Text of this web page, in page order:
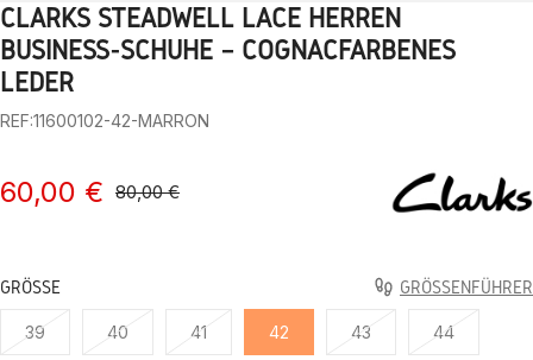
1 2 3 4 5 6 7 8
CLARKS STEADWELL LACE HERREN
BUSINESS-SCHUHE – COGNACFARBENES
LEDER
REF:11600102-42-MARRON
60,00 € 80,00 €
GRÖSSE GRÖSSENFÜHRER
39 40 41 42 43 44